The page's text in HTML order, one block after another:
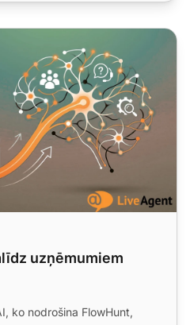
augt un mērogot
uzņēmumiem
ko nodrošina FlowHunt,